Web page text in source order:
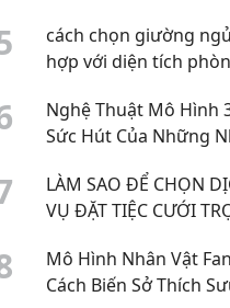
Nhớ
cách chọn giường
hợp với diện tích
Nghệ Thuật Mô Hình
Sức Hút Của Những
LÀM SAO ĐỂ CHỌN
VỤ ĐẶT TIỆC CƯỚI
Mô Hình Nhân Vật
Cách Biến Sở Thích